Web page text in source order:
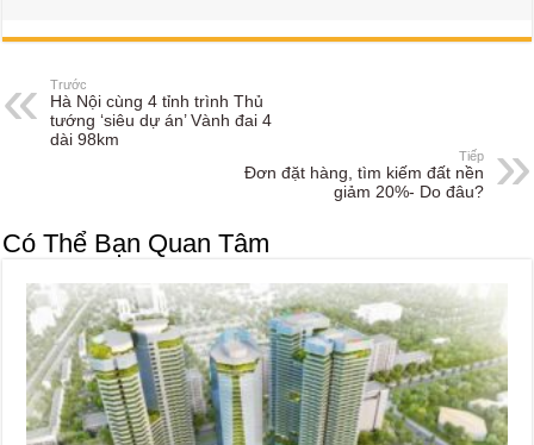
Trước
Hà Nội cùng 4 tỉnh trình Thủ
tướng ‘siêu dự án’ Vành đai 4
dài 98km
Tiếp
Đơn đặt hàng, tìm kiếm đất nền
giảm 20%- Do đâu?
Có Thể Bạn Quan Tâm